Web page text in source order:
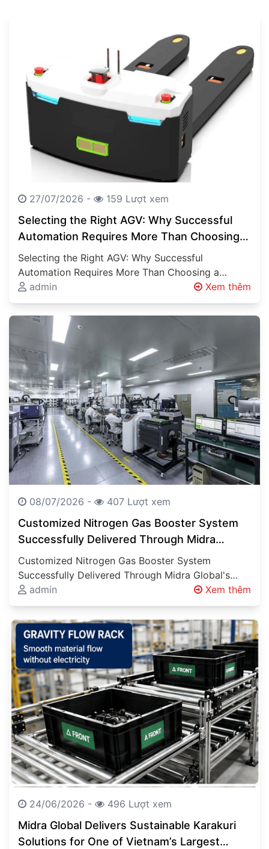
27/07/2026 - 159 Lượt xem
Selecting the Right AGV: Why Successful
Automation Requires More Than Choosing a
Vehicle
Selecting the Right AGV: Why Successful
Automation Requires More Than Choosing a
Vehicle Automated Guided Vehicles (AGVs),
Autonomous Mobile Robots…
admin Xem thêm
08/07/2026 - 407 Lượt xem
Customized Nitrogen Gas Booster System
Successfully Delivered Through Midra
Global’s Engineering Expertise Engineering
Solutions Beyond Product Supply
Customized Nitrogen Gas Booster System
Successfully Delivered Through Midra Global's
Engineering Expertise Engineering Solutions
Beyond Product Supply Industrial projects
involving…
admin Xem thêm
24/06/2026 - 496 Lượt xem
Midra Global Delivers Sustainable Karakuri
Solutions for One of Vietnam’s Largest